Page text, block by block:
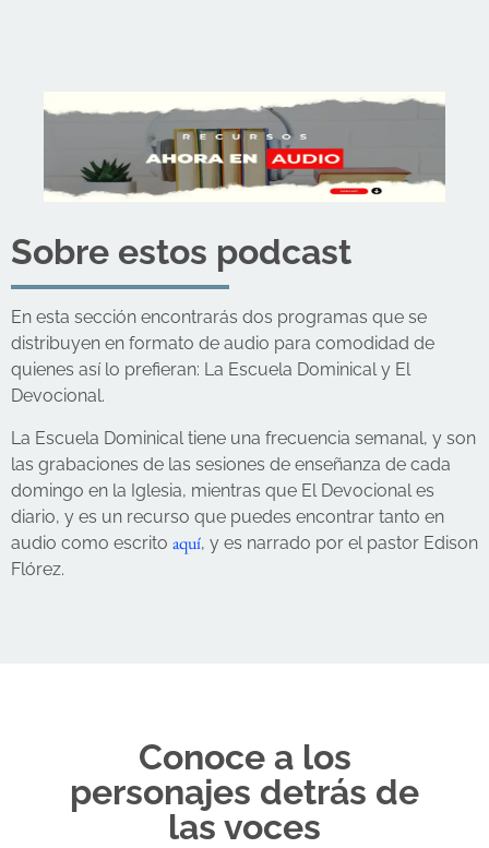
Sobre estos podcast
En esta sección encontrarás dos programas que se
distribuyen en formato de audio para comodidad de
quienes así lo prefieran: La Escuela Dominical y El
Devocional.
La Escuela Dominical tiene una frecuencia semanal, y son
las grabaciones de las sesiones de enseñanza de cada
domingo en la Iglesia, mientras que El Devocional es
diario, y es un recurso que puedes encontrar tanto en
audio como escrito aquí, y es narrado por el pastor Edison
Flórez.
Conoce a los
personajes detrás de
las voces